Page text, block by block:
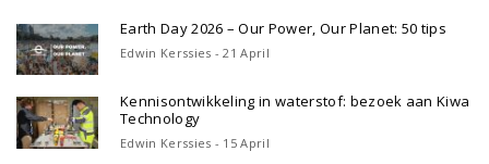
Earth Day 2026 – Our Power, Our Planet: 50 tips
Edwin Kerssies - 21 April
Kennisontwikkeling in waterstof: bezoek aan Kiwa
Technology
Edwin Kerssies - 15 April